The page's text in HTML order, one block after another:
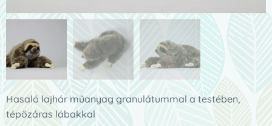
Hasaló lajhár műanyag granulátummal a testében,
tépőzáras lábakkal